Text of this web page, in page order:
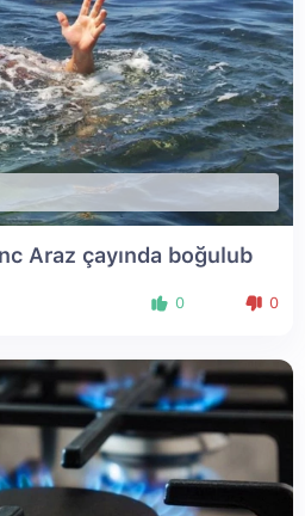
Araz çayında boğulub
0 0